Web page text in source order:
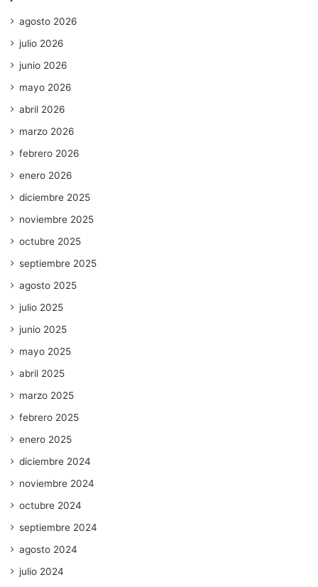
agosto 2026
julio 2026
junio 2026
mayo 2026
abril 2026
marzo 2026
febrero 2026
enero 2026
diciembre 2025
noviembre 2025
octubre 2025
septiembre 2025
agosto 2025
julio 2025
junio 2025
mayo 2025
abril 2025
marzo 2025
febrero 2025
enero 2025
diciembre 2024
noviembre 2024
octubre 2024
septiembre 2024
agosto 2024
julio 2024